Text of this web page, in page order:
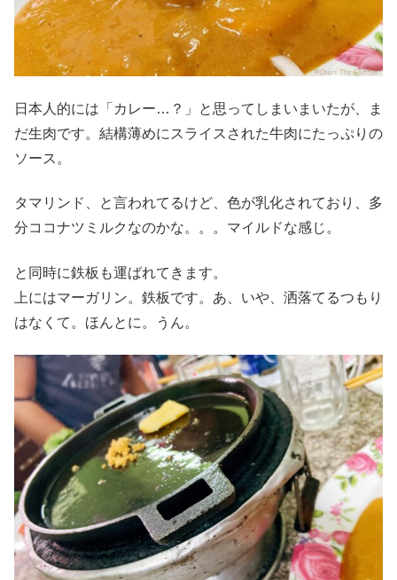
日本人的には「カレー…？」と思ってしまいまいたが、ま
だ生肉です。結構薄めにスライスされた牛肉にたっぷりの
ソース。
タマリンド、と言われてるけど、色が乳化されており、多
分ココナツミルクなのかな。。。マイルドな感じ。
と同時に鉄板も運ばれてきます。
上にはマーガリン。鉄板です。あ、いや、洒落てるつもり
はなくて。ほんとに。うん。